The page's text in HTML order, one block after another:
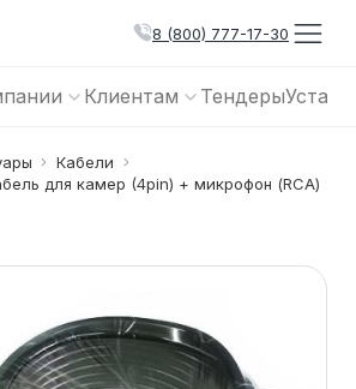
8 (800) 777-17-30
Клиентам Тендеры
Кабели
для камер (4pin) + микрофон (RCA)